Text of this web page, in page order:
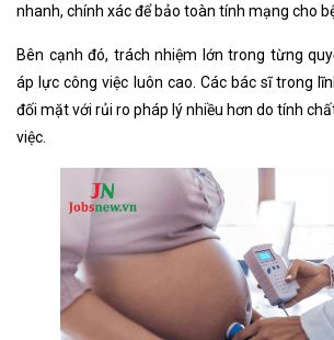
nhanh, chính xác để bảo toàn tính mạng cho
Bên cạnh đó, trách nhiệm lớn trong từng
áp lực công việc luôn cao. Các bác sĩ trong
đối mặt với rủi ro pháp lý nhiều hơn do tính
việc.